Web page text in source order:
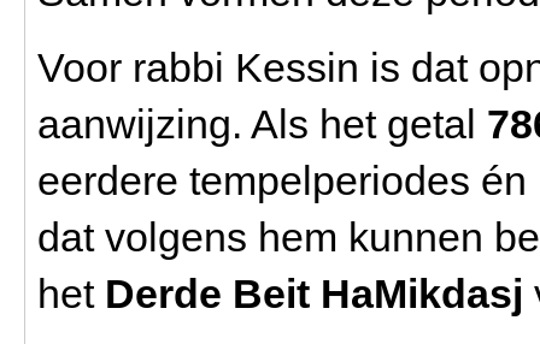
Voor rabbi Kessin is dat
aanwijzing. Als het getal
eerdere tempelperiodes
dat volgens hem kunnen
het Derde Beit HaMikdasj